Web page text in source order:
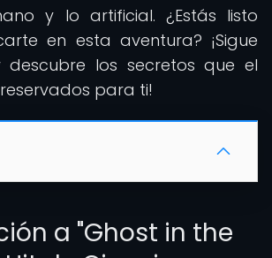
y lo artificial. ¿Estás listo
en esta aventura? ¡Sigue
descubre los secretos que el
para ti!
a "Ghost in the